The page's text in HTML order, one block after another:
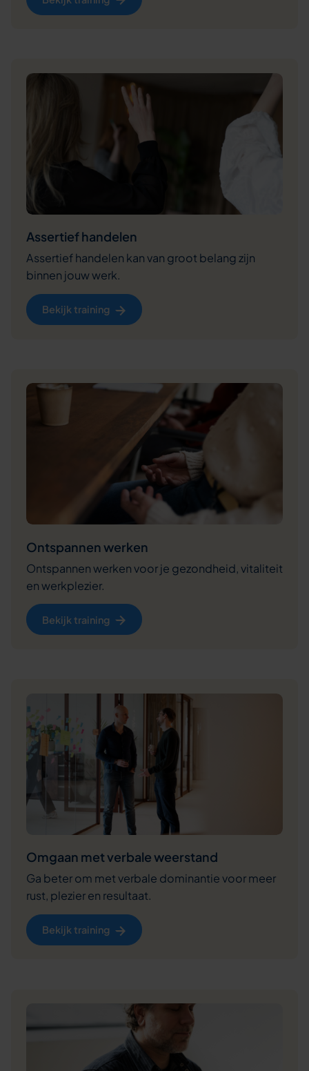
Assertief handelen
Assertief handelen kan van groot belang zijn
binnen jouw werk.
Bekijk training
Ontspannen werken
Ontspannen werken voor je gezondheid, vitaliteit
en werkplezier.
Bekijk training
Omgaan met verbale weerstand
Ga beter om met verbale dominantie voor meer
rust, plezier en resultaat.
Bekijk training